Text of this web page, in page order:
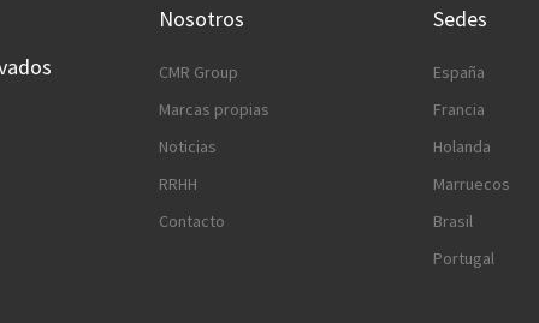
Nosotros
CMR Group
Marcas propias
Noticias
RRHH
Contacto
Sedes
España
Francia
Holanda
Marruecos
Brasil
Portugal